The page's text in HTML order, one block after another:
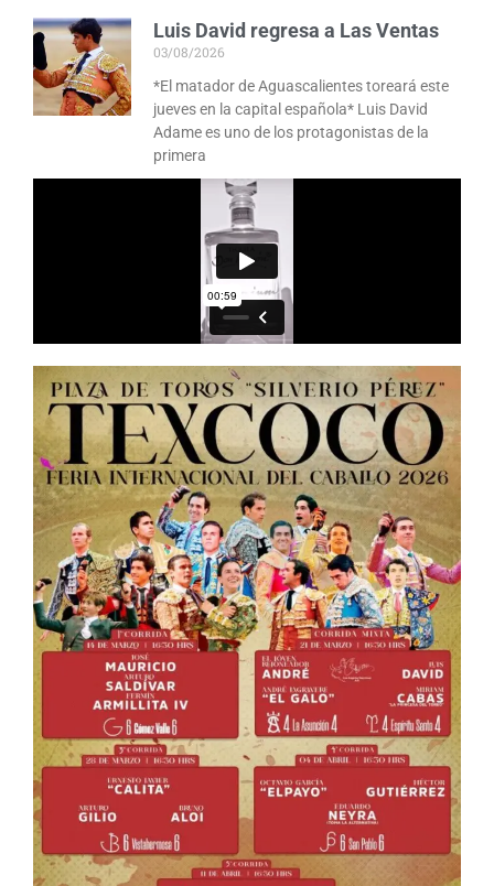
Luis David regresa a Las Ventas
03/08/2026
*El matador de Aguascalientes toreará este
jueves en la capital española* Luis David
Adame es uno de los protagonistas de la
primera